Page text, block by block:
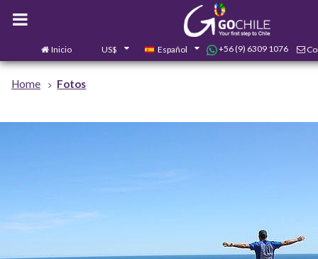
Inicio US$ Español +56 (9) 6309 1076
Home Fotos